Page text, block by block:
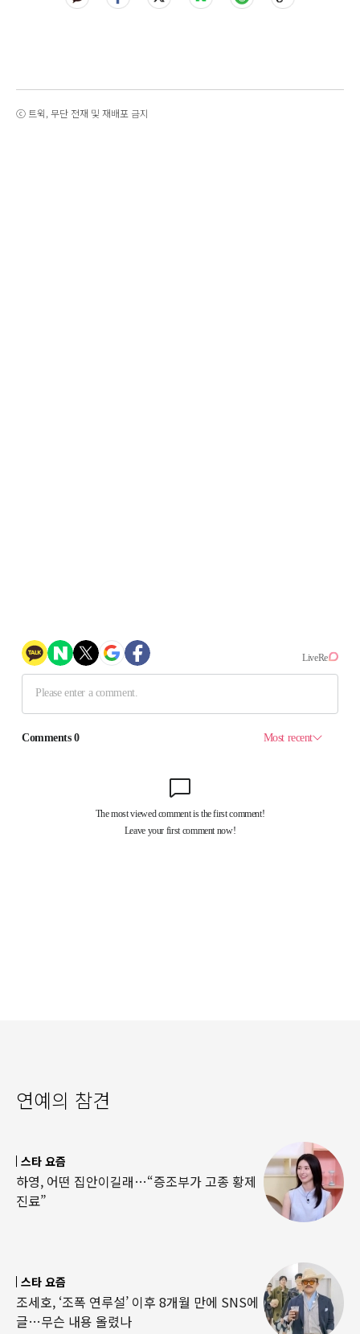
ⓒ 트윅, 무단 전재 및 재배포 금지
연예의 참견
스타 요즘
하영, 어떤 집안이길래…“증조부가 고종 황제
진료”
스타 요즘
조세호, ‘조폭 연루설’ 이후 8개월 만에 SNS에
글…무슨 내용 올렸나